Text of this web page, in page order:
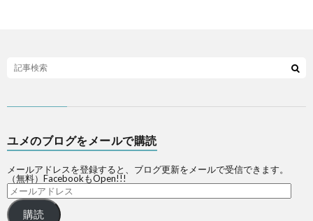
ユメのブログをメールで購読
メールアドレスを登録すると、ブログ更新をメールで受信できます。
（無料）FacebookもOpen!!!
購読